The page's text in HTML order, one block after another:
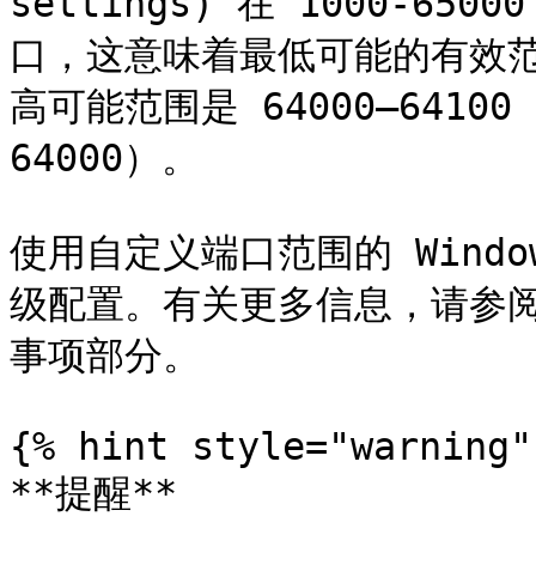
口，这意味着最低可能的有
高可能范围是
64000）。
使用自定义端口范围的
级配置。有关更多信息，请
事项部分。
{% hint style="warning"
**提醒**